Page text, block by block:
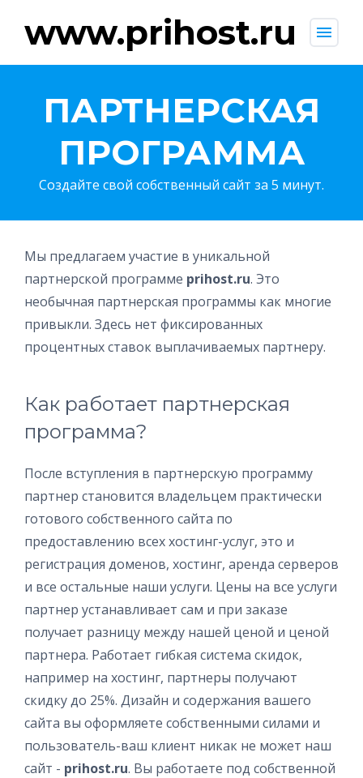
www.prihost.ru menu
ПАРТНЕРСКАЯ
ПРОГРАММА
Создайте свой собственный сайт за 5 минут.
Мы предлагаем участие в уникальной
партнерской программе prihost.ru. Это
необычная партнерская программы как многие
привыкли. Здесь нет фиксированных
процентных ставок выплачиваемых партнеру.
Как работает партнерская
программа?
После вступления в партнерскую программу
партнер становится владельцем практически
готового собственного сайта по
предоставлению всех хостинг-услуг, это и
регистрация доменов, хостинг, аренда серверов
и все остальные наши услуги. Цены на все услуги
партнер устанавливает сам и при заказе
получает разницу между нашей ценой и ценой
партнера. Работает гибкая система скидок,
например на хостинг, партнеры получают
скидку до 25%. Дизайн и содержания вашего
сайта вы оформляете собственными силами и
пользователь-ваш клиент никак не может наш
сайт - prihost.ru. Вы работаете под собственной